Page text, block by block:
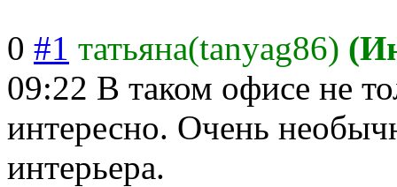
0 #1 татьяна(tanyag86)
09:22 В таком офисе не
интересно. Очень
интерьера.